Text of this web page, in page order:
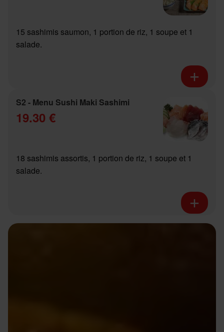
15 sashimis saumon, 1 portion de riz, 1 soupe et 1
salade.
S2 - Menu Sushi Maki Sashimi
19.30 €
18 sashimis assortis, 1 portion de riz, 1 soupe et 1
salade.